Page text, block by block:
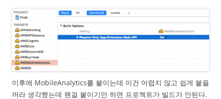
이후에 MobileAnalytics를 붙이는데 이건 어렵지 않고 쉽게 붙을
꺼라 생각했는데 왠걸 붙이기만 하면 프로젝트가 빌드가 안된다.